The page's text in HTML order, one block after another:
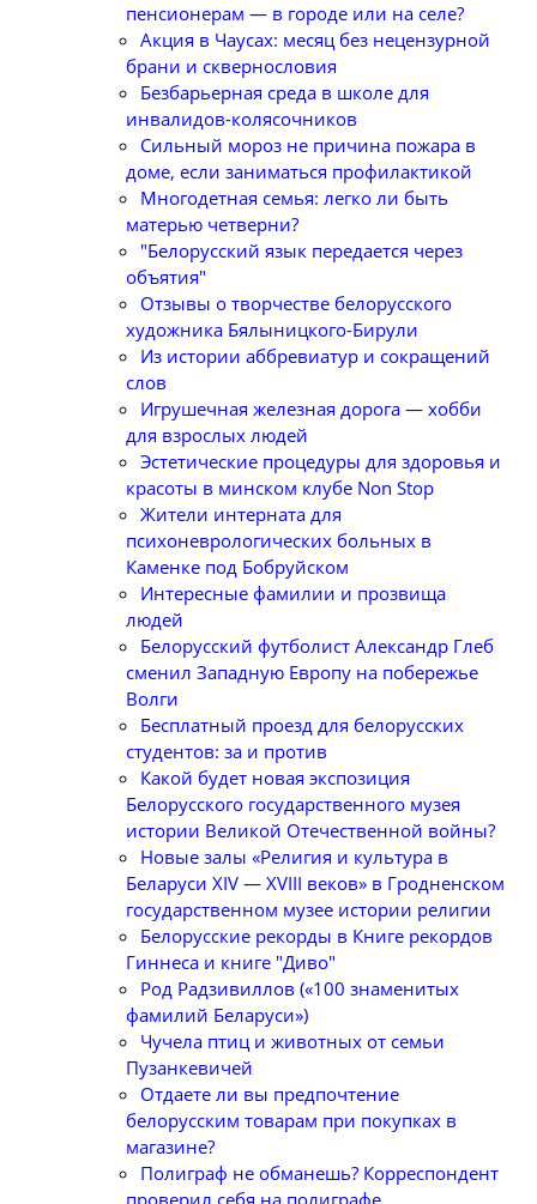
пенсионерам — в городе или на селе?
Акция в Чаусах: месяц без нецензурной
брани и сквернословия
Безбарьерная среда в школе для
инвалидов-колясочников
Сильный мороз не причина пожара в
доме, если заниматься профилактикой
Многодетная семья: легко ли быть
матерью четверни?
"Белорусский язык передается через
объятия"
Отзывы о творчестве белорусского
художника Бялыницкого-Бирули
Из истории аббревиатур и сокращений
слов
Игрушечная железная дорога — хобби
для взрослых людей
Эстетические процедуры для здоровья и
красоты в минском клубе Non Stop
Жители интерната для
психоневрологических больных в
Каменке под Бобруйском
Интересные фамилии и прозвища
людей
Белорусский футболист Александр Глеб
сменил Западную Европу на побережье
Волги
Бесплатный проезд для белорусских
студентов: за и против
Какой будет новая экспозиция
Белорусского государственного музея
истории Великой Отечественной войны?
Новые залы «Религия и культура в
Беларуси XIV — XVIII веков» в Гродненском
государственном музее истории религии
Белорусские рекорды в Книге рекордов
Гиннеса и книге "Диво"
Род Радзивиллов («100 знаменитых
фамилий Беларуси»)
Чучела птиц и животных от семьи
Пузанкевичей
Отдаете ли вы предпочтение
белорусским товарам при покупках в
магазине?
Полиграф не обманешь? Корреспондент
проверил себя на полиграфе